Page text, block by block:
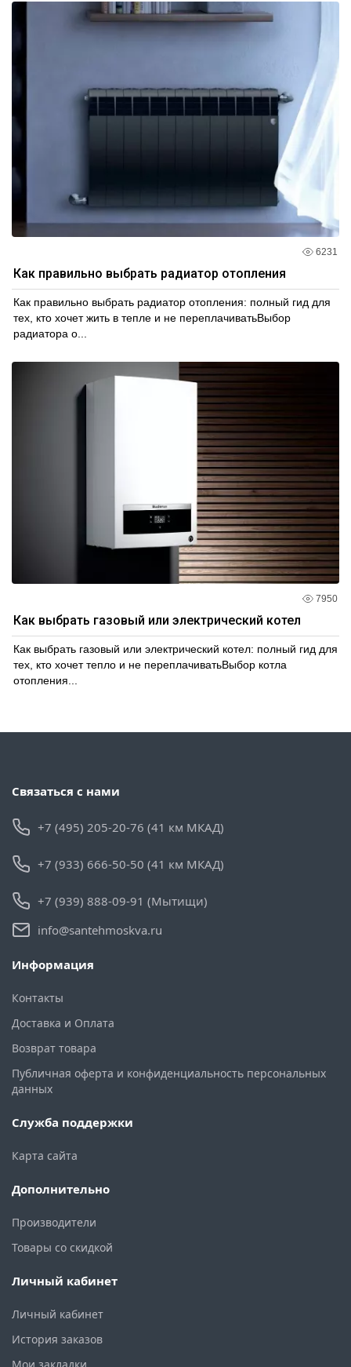
6231
Как правильно выбрать радиатор отопления
Как правильно выбрать радиатор отопления: полный гид для
тех, кто хочет жить в тепле и не переплачиватьВыбор
радиатора о...
7950
Как выбрать газовый или электрический котел
Как выбрать газовый или электрический котел: полный гид для
тех, кто хочет тепло и не переплачиватьВыбор котла
отопления...
Связаться с нами
+7 (495) 205-20-76 (41 км МКАД)
+7 (933) 666-50-50 (41 км МКАД)
+7 (939) 888-09-91 (Мытищи)
info@santehmoskva.ru
Информация
Контакты
Доставка и Оплата
Возврат товара
Публичная оферта и конфиденциальность персональных
данных
Служба поддержки
Карта сайта
Дополнительно
Производители
Товары со скидкой
Личный кабинет
Личный кабинет
История заказов